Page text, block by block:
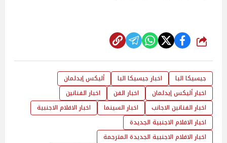
شارك
جيسيكا البا اخبار جيسيكا البا
أليكس إيدلمان
اخبار أليكس إيدلمان
اخبار الفن
اخبار الفنانين
اخبار الفنانين الاجانب
اخبار السينما
اخبار الافلام الاجنبية
اخبار الافلام الاجنبية الجديدة
اخبار الافلام الاجنبية الجديدة المترجمة